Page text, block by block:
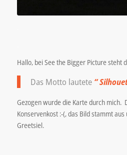
Hallo, bei See the Bigger Picture steht
Das Motto lautete “
Gezogen wurde die Karte durch mich.
Konservenkost :-(, das Bild stammt
Greetsiel.